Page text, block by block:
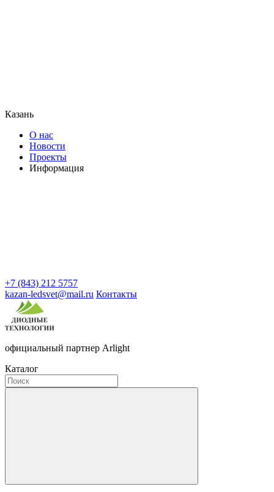
Казань
О нас
Новости
Проекты
Информация
+7 (843) 212 5757
kazan-ledsvet@mail.ru Контакты
официальный партнер Arlight
Каталог